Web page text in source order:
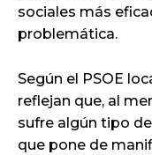
sociales más
problemática.
Según el PSOE
reflejan que, al
sufre algún tipo
que pone de